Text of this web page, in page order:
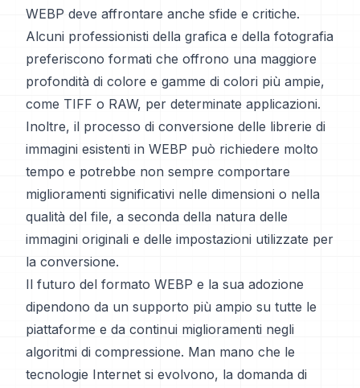
WEBP deve affrontare anche sfide e critiche.
Alcuni professionisti della grafica e della fotografia
preferiscono formati che offrono una maggiore
profondità di colore e gamme di colori più ampie,
come TIFF o RAW, per determinate applicazioni.
Inoltre, il processo di conversione delle librerie di
immagini esistenti in WEBP può richiedere molto
tempo e potrebbe non sempre comportare
miglioramenti significativi nelle dimensioni o nella
qualità del file, a seconda della natura delle
immagini originali e delle impostazioni utilizzate per
la conversione.
Il futuro del formato WEBP e la sua adozione
dipendono da un supporto più ampio su tutte le
piattaforme e da continui miglioramenti negli
algoritmi di compressione. Man mano che le
tecnologie Internet si evolvono, la domanda di